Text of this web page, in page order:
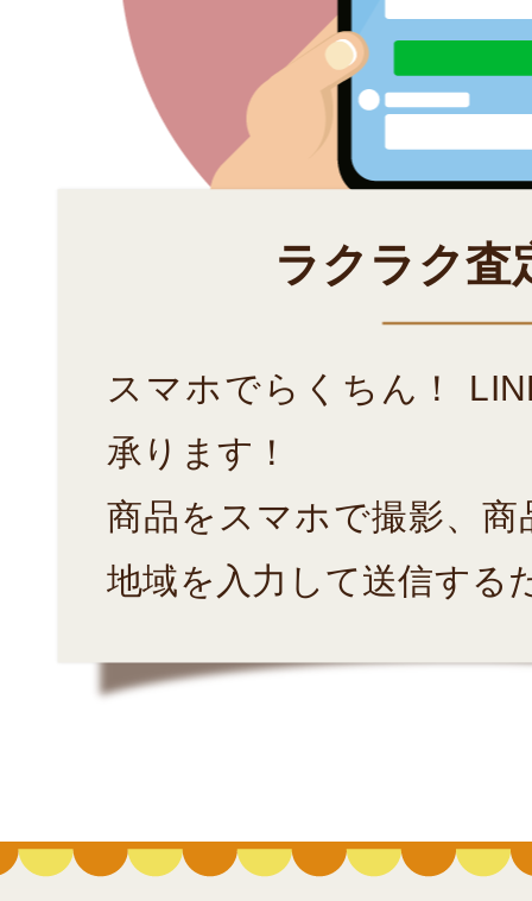
ラクラク査
スマホでらくちん！
承ります！
商品をスマホで撮影、
地域を入力して送信する